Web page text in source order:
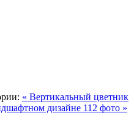
« Вертикальный цветник
дизайне 112 фото »